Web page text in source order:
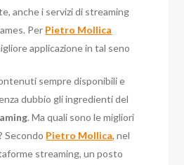
anche i servizi di streaming
Per Pietro Mollica
applicazione in tal seno
sempre disponibili e
dubbio gli ingredienti del
. Ma quali sono le migliori
Secondo Pietro Mollica, nel
streaming, un posto